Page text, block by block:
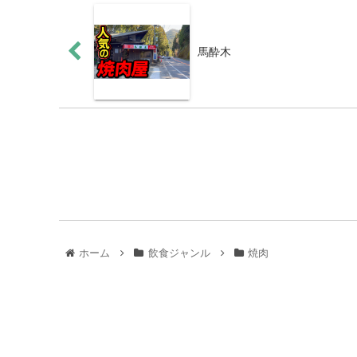
馬酔木
ホーム 飲食ジャンル 焼肉